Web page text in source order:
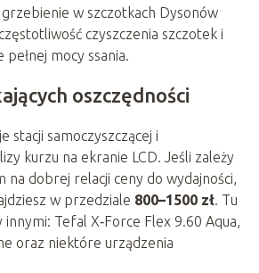
w szczotkach Dysonów
czyszczenia szczotek i
pełnej mocy ssania.
oszczędności
stacji samoczyszczącej i
kurzu na ekranie LCD. Jeśli zależy
na dobrej relacji ceny do wydajności,
w przedziale 800–1500 zł. Tu
innymi: Tefal X‑Force Flex 9.60 Aqua,
oraz niektóre urządzenia